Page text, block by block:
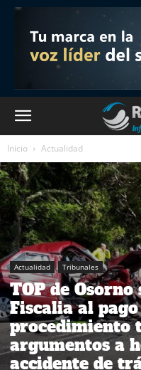
Inicio Actualidad
Actualidad Tribunales
TOP de
Fiscalia al
procedimiento
argumentos a
accidente de